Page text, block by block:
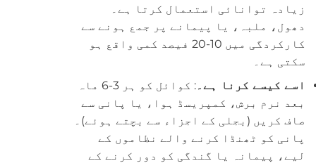
زیادہ توانائی استعمال کرتا ہے۔
دھول، ملبہ، یا پیمانے پر جمع ہونے سے
کارکردگی میں 10-20 فیصد کمی واقع ہو
سکتی ہے۔
اسے کیسے کرنا ہے۔
: کوائل کو ہر 3-6 ماہ
بعد نرم برش، کمپریسڈ ہوا، یا پانی سے
صاف کریں (بجلی کے اجزاء سے بچتے ہوئے)۔
پانی کو ٹھنڈا کرنے والے نظاموں کے
لیے، پیمانہ یا گندگی کو دور کرنے کے